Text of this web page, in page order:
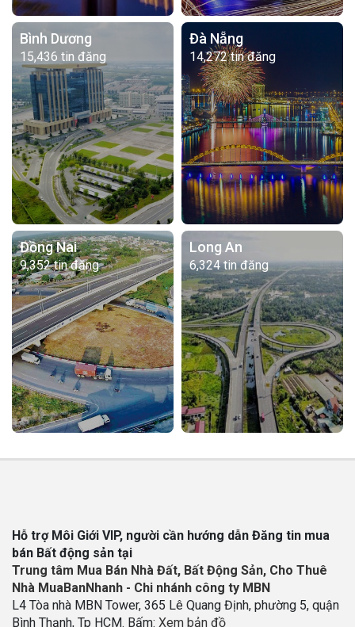
Bình Dương
15,436 tin đăng
Đà Nẵng
14,272 tin đăng
Đồng Nai
9,352 tin đăng
Long An
6,324 tin đăng
Hỗ trợ Môi Giới VIP, người cần hướng dẫn Đăng tin mua
bán Bất động sản tại
Trung tâm Mua Bán Nhà Đất, Bất Động Sản, Cho Thuê
Nhà MuaBanNhanh - Chi nhánh công ty MBN
L4 Tòa nhà MBN Tower, 365 Lê Quang Định, phường 5, quận
Bình Thạnh, Tp HCM. Bấm: Xem bản đồ